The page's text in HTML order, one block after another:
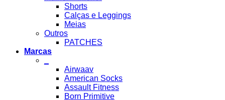
Shorts
Calças e Leggings
Meias
Outros
PATCHES
Marcas
Airwaav
American Socks
Assault Fitness
Born Primitive